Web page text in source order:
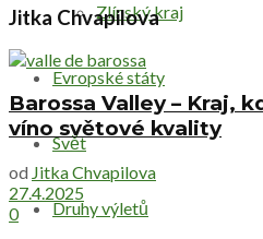
Zlínský kraj
Evropské státy
Svět
Druhy výletů
Jitka Chvapilova
Barossa Valley – Kraj,
víno světové kvality
od Jitka Chvapilova
27.4.2025
0